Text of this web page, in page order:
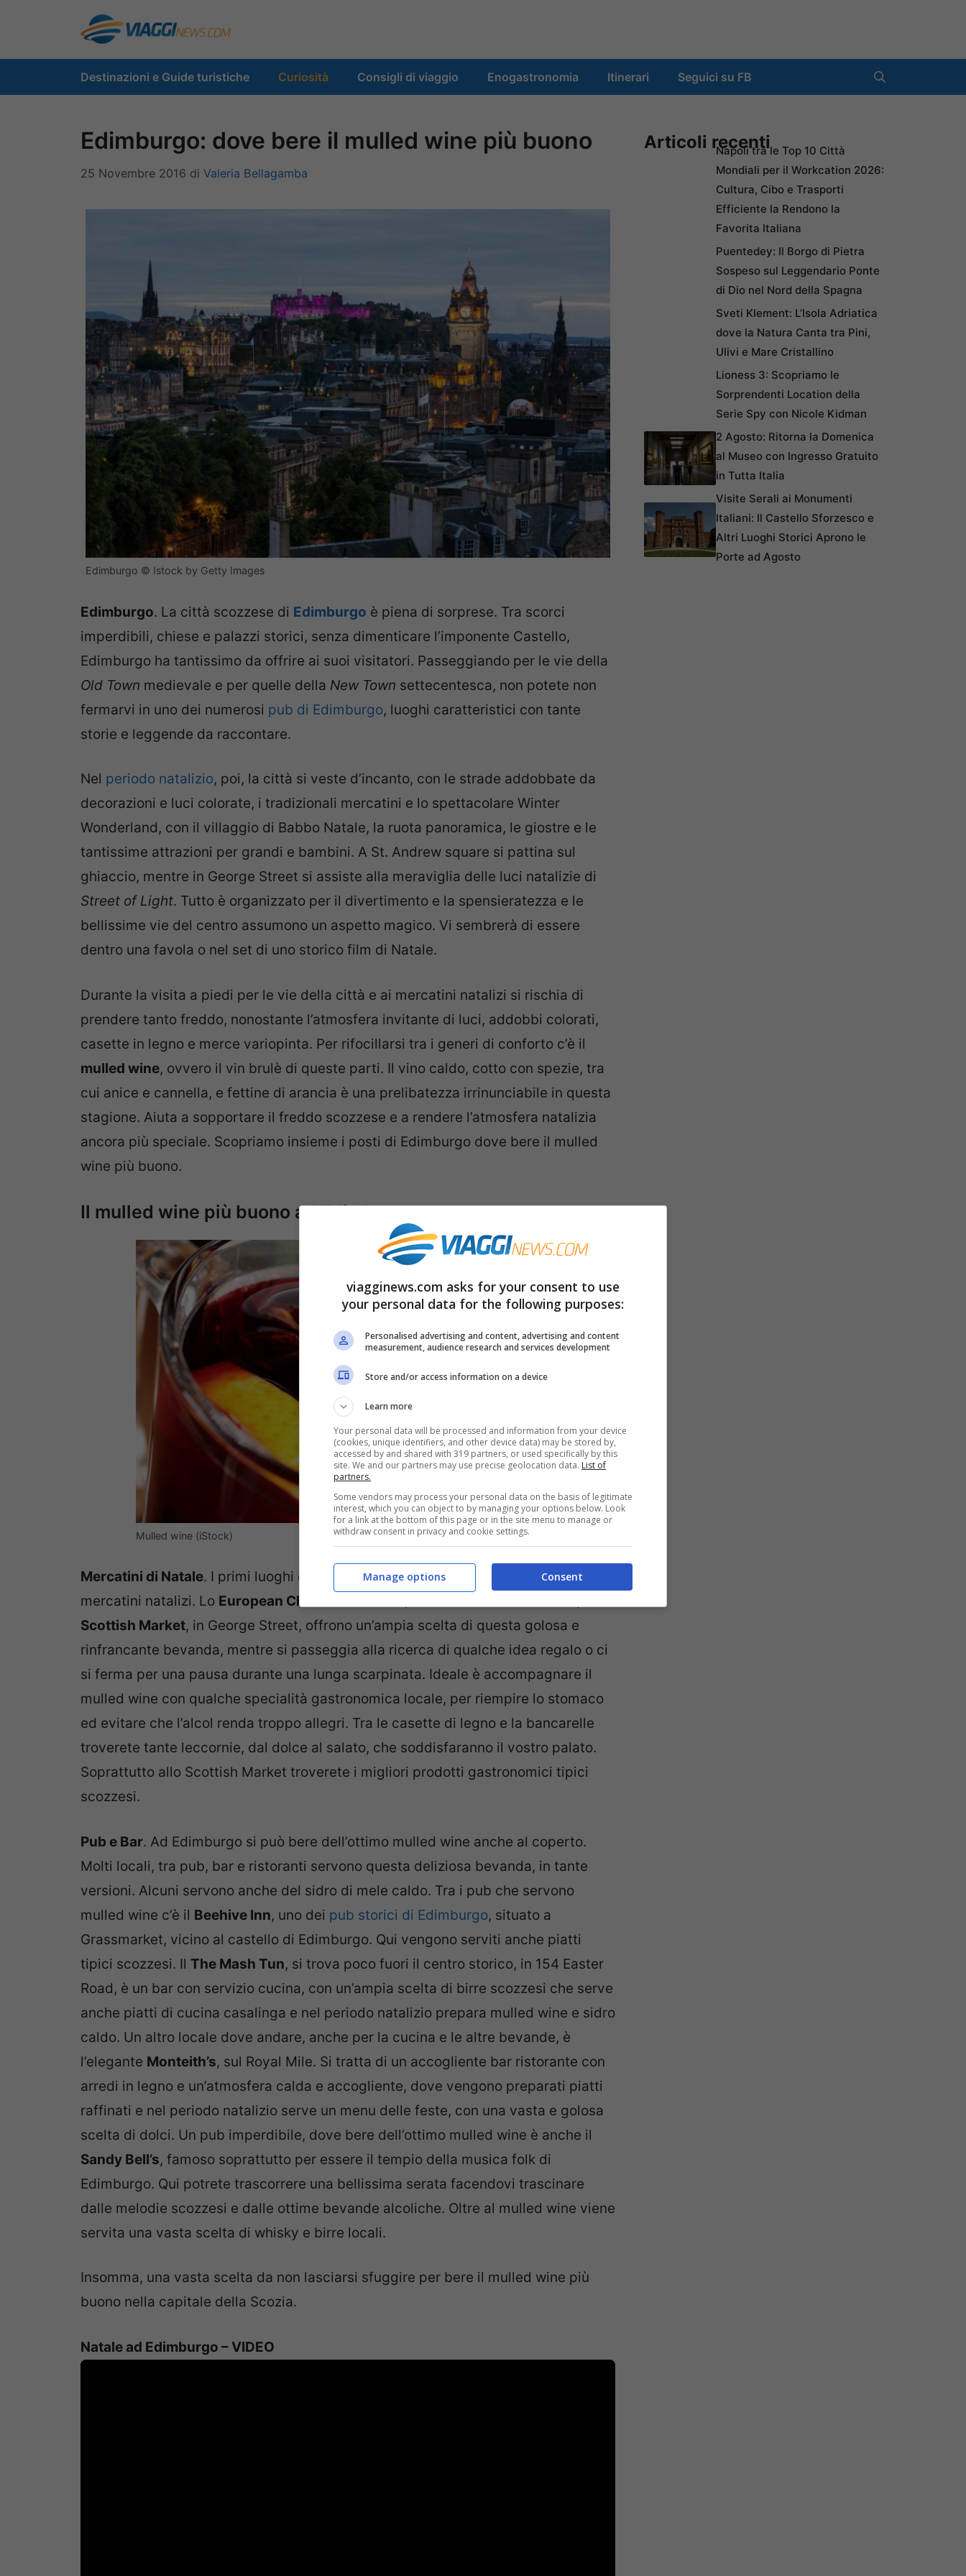
contenuto
Destinazioni e Guide turistiche Curiosità Consigli di viaggio Enogastronomia Itinerari Seguici su FB
Edimburgo: dove bere il mulled wine più buono
25 Novembre 2016 di Valeria Bellagamba
Edimburgo © Istock by Getty Images
Edimburgo. La città scozzese di Edimburgo è piena di sorprese. Tra scorci
imperdibili, chiese e palazzi storici, senza dimenticare l’imponente Castello,
Edimburgo ha tantissimo da offrire ai suoi visitatori. Passeggiando per le vie della
Old Town medievale e per quelle della New Town settecentesca, non potete non
fermarvi in uno dei numerosi pub di Edimburgo, luoghi caratteristici con tante
storie e leggende da raccontare.
Nel periodo natalizio, poi, la città si veste d’incanto, con le strade addobbate da
decorazioni e luci colorate, i tradizionali mercatini e lo spettacolare Winter
Wonderland, con il villaggio di Babbo Natale, la ruota panoramica, le giostre e le
tantissime attrazioni per grandi e bambini. A St. Andrew square si pattina sul
ghiaccio, mentre in George Street si assiste alla meraviglia delle luci natalizie di
Street of Light. Tutto è organizzato per il divertimento e la spensieratezza e le
bellissime vie del centro assumono un aspetto magico. Vi sembrerà di essere
dentro una favola o nel set di uno storico film di Natale.
Durante la visita a piedi per le vie della città e ai mercatini natalizi si rischia di
prendere tanto freddo, nonostante l’atmosfera invitante di luci, addobbi colorati,
casette in legno e merce variopinta. Per rifocillarsi tra i generi di conforto c’è il
mulled wine, ovvero il vin brulè di queste parti. Il vino caldo, cotto con spezie, tra
cui anice e cannella, e fettine di arancia è una prelibatezza irrinunciabile in questa
stagione. Aiuta a sopportare il freddo scozzese e a rendere l’atmosfera natalizia
ancora più speciale. Scopriamo insieme i posti di Edimburgo dove bere il mulled
wine più buono.
Il mulled wine più buono ad Edimburgo
Mulled wine (iStock)
Mercatini di Natale. I primi luoghi dove bere il mulled wine sono sicuramente i
mercatini natalizi. Lo European Christmas Market
Scottish Market, in George Street, offrono un’ampia scelta di questa golosa e
rinfrancante bevanda, mentre si passeggia alla ricerca di qualche idea regalo o ci
si ferma per una pausa durante una lunga scarpinata. Ideale è accompagnare il
mulled wine con qualche specialità gastronomica locale, per riempire lo stomaco
ed evitare che l’alcol renda troppo allegri. Tra le casette di legno e la bancarelle
troverete tante leccornie, dal dolce al salato, che soddisfaranno il vostro palato.
Soprattutto allo Scottish Market troverete i migliori prodotti gastronomici tipici
scozzesi.
Pub e Bar. Ad Edimburgo si può bere dell’ottimo mulled wine anche al coperto.
Molti locali, tra pub, bar e ristoranti servono questa deliziosa bevanda, in tante
versioni. Alcuni servono anche del sidro di mele caldo. Tra i pub che servono
mulled wine c’è il Beehive Inn, uno dei pub storici di Edimburgo, situato a
Grassmarket, vicino al castello di Edimburgo. Qui vengono serviti anche piatti
tipici scozzesi. Il The Mash Tun, si trova poco fuori il centro storico, in 154 Easter
Road, è un bar con servizio cucina, con un’ampia scelta di birre scozzesi che serve
anche piatti di cucina casalinga e nel periodo natalizio prepara mulled wine e sidro
caldo. Un altro locale dove andare, anche per la cucina e le altre bevande, è
l’elegante Monteith’s, sul Royal Mile. Si tratta di un accogliente bar ristorante con
arredi in legno e un’atmosfera calda e accogliente, dove vengono preparati piatti
raffinati e nel periodo natalizio serve un menu delle feste, con una vasta e golosa
scelta di dolci. Un pub imperdibile, dove bere dell’ottimo mulled wine è anche il
Sandy Bell’s, famoso soprattutto per essere il tempio della musica folk di
Edimburgo. Qui potrete trascorrere una bellissima serata facendovi trascinare
dalle melodie scozzesi e dalle ottime bevande alcoliche. Oltre al mulled wine viene
servita una vasta scelta di whisky e birre locali.
Insomma, una vasta scelta da non lasciarsi sfuggire per bere il mulled wine più
buono nella capitale della Scozia.
Natale ad Edimburgo – VIDEO
Articoli recentiNapoli tra le Top 10 Città
Mondiali per il Workcation 2026:
Cultura, Cibo e Trasporti
Efficiente la Rendono la
Favorita Italiana
Puentedey: Il Borgo di Pietra
Sospeso sul Leggendario Ponte
di Dio nel Nord della Spagna
Sveti Klement: L’Isola Adriatica
dove la Natura Canta tra Pini,
Ulivi e Mare Cristallino
Lioness 3: Scopriamo le
Sorprendenti Location della
Serie Spy con Nicole Kidman
2 Agosto: Ritorna la Domenica
al Museo con Ingresso Gratuito
in Tutta Italia
Visite Serali ai Monumenti
Italiani: Il Castello Sforzesco e
Altri Luoghi Storici Aprono le
Porte ad Agosto
viagginews.com asks for your consent to use
your personal data for the following purposes:
Personalised advertising and content, advertising and content
measurement, audience research and services development
Store and/or access information on a device
Learn more
Your personal data will be processed and information from your device
(cookies, unique identifiers, and other device data) may be stored by,
accessed by and shared with 319 partners, or used specifically by this
site. We and our partners may use precise geolocation data. List of
partners.
Some vendors may process your personal data on the basis of legitimate
interest, which you can object to by managing your options below. Look
for a link at the bottom of this page or in the site menu to manage or
withdraw consent in privacy and cookie settings.
Consent
Manage options